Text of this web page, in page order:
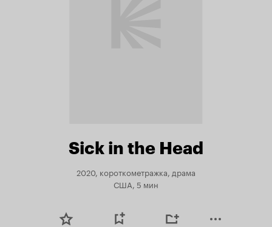
Sick in the Head
2020, короткометражка, драма
США, 5 мин